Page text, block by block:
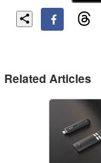
Related Articles